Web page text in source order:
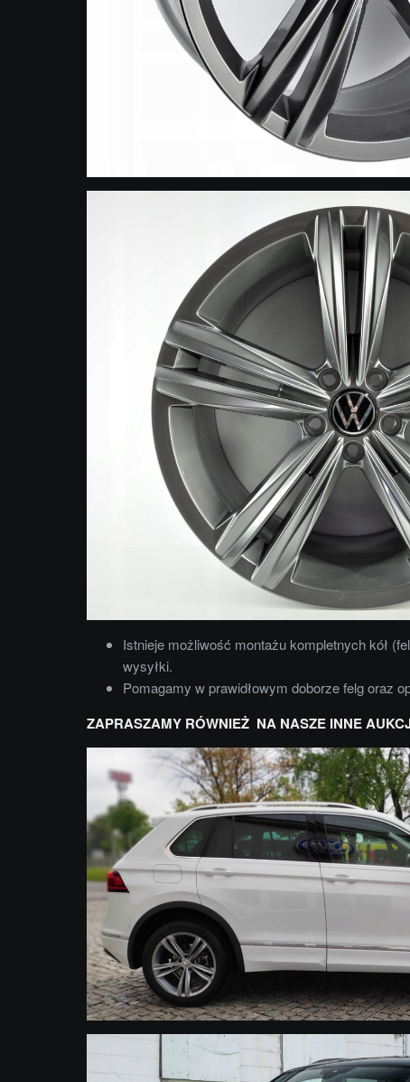
Istnieje możliwość montażu kompletnych kół
wysyłki.
Pomagamy w prawidłowym doborze felg oraz
ZAPRASZAMY RÓWNIEŻ NA NASZE INNE